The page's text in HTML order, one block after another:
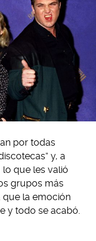
por todas
y, a
que les valió
grupos más
que la emoción
y todo se acabó.